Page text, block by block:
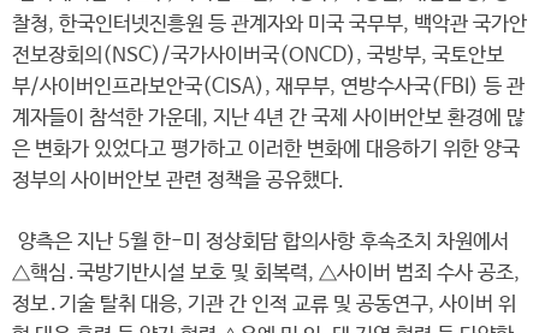
찰청, 한국인터넷진흥원 등 관계자와 미국 국무부, 백악관 국가안
전보장회의(NSC)/국가사이버국(ONCD), 국방부, 국토안보
부/사이버인프라보안국(CISA), 재무부, 연방수사국(FBI) 등 관
계자들이 참석한 가운데, 지난 4년 간 국제 사이버안보 환경에 많
은 변화가 있었다고 평가하고 이러한 변화에 대응하기 위한 양국
정부의 사이버안보 관련 정책을 공유했다.
양측은 지난 5월 한-미 정상회담 합의사항 후속조치 차원에서
△핵심․국방기반시설 보호 및 회복력, △사이버 범죄 수사 공조,
정보․기술 탈취 대응, 기관 간 인적 교류 및 공동연구, 사이버 위